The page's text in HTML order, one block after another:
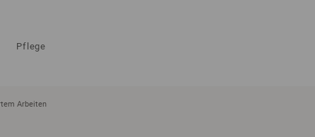
Pflege
Arbeiten